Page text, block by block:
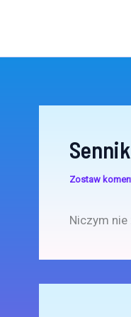
Zostaw
Niczym